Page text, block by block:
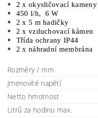
2 x okysličovací
450 l/h, 6 W
2 x 5 m hadičky
2 x vzduchovací kámen
Třída ochrany IP44
2 x náhradní membrána
Rozměry / mm
Jmenovité napětí
Netto hmotnost
Litrů za hodinu max.